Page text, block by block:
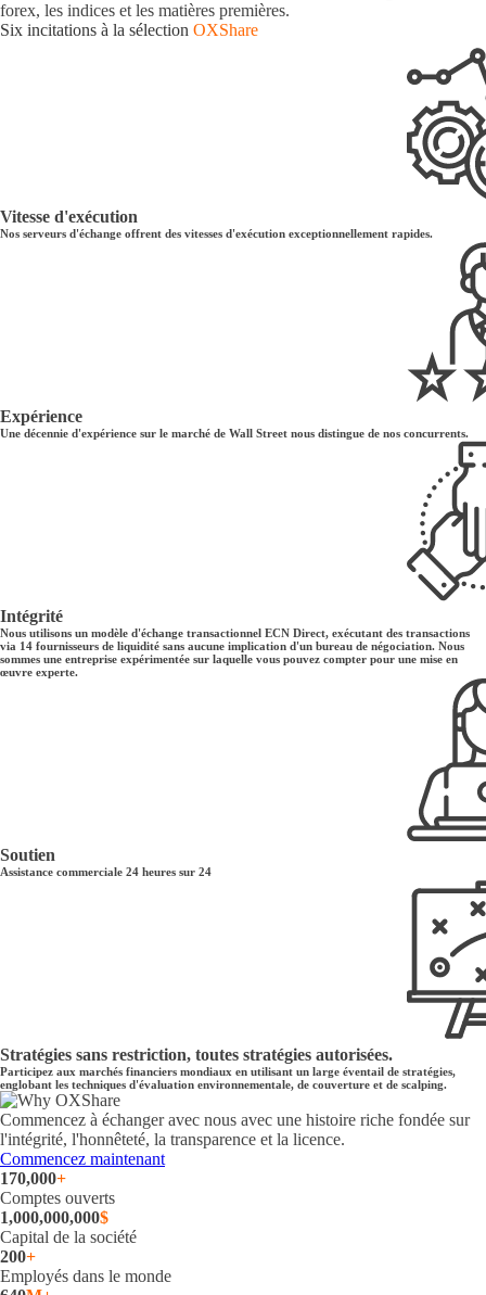
forex, les indices et les matières premières.
Six incitations à la sélection OXShare
Vitesse d'exécution
Nos serveurs d'échange offrent des vitesses d'exécution exceptionnellement rapides.
Expérience
Une décennie d'expérience sur le marché de Wall Street nous distingue de nos concurrents.
Intégrité
Nous utilisons un modèle d'échange transactionnel ECN Direct, exécutant des transactions
via 14 fournisseurs de liquidité sans aucune implication d'un bureau de négociation. Nous
sommes une entreprise expérimentée sur laquelle vous pouvez compter pour une mise en
œuvre experte.
Soutien
Assistance commerciale 24 heures sur 24
Stratégies sans restriction, toutes stratégies autorisées.
Participez aux marchés financiers mondiaux en utilisant un large éventail de stratégies,
englobant les techniques d'évaluation environnementale, de couverture et de scalping.
Commencez à échanger avec nous avec une histoire riche fondée sur
l'intégrité, l'honnêteté, la transparence et la licence.
Commencez maintenant
170,000+
Comptes ouverts
1,000,000,000$
Capital de la société
200+
Employés dans le monde